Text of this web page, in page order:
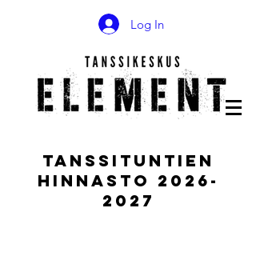
Log In
TANSSITUNTIEN
Hinnasto 2026-
2027